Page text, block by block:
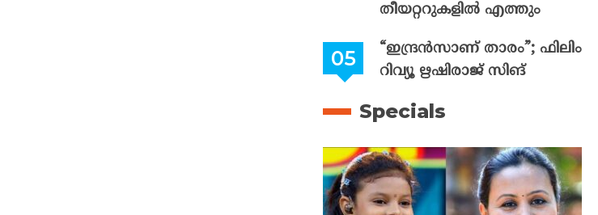
തീയറ്ററുകളിൽ എത്തും
“ഇന്ദ്രൻസാണ് താരം”; ഫിലിം
റിവ്യൂ ഋഷിരാജ് സിങ്
Specials